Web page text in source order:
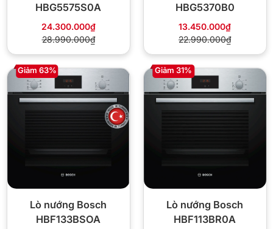
HBG5575S0A
24.300.000₫
28.990.000₫
HBG5370B0
13.450.000₫
22.990.000₫
Giảm 63%
Lò nướng Bosch
HBF133BSOA
Giảm 31%
Lò nướng Bosch
HBF113BR0A